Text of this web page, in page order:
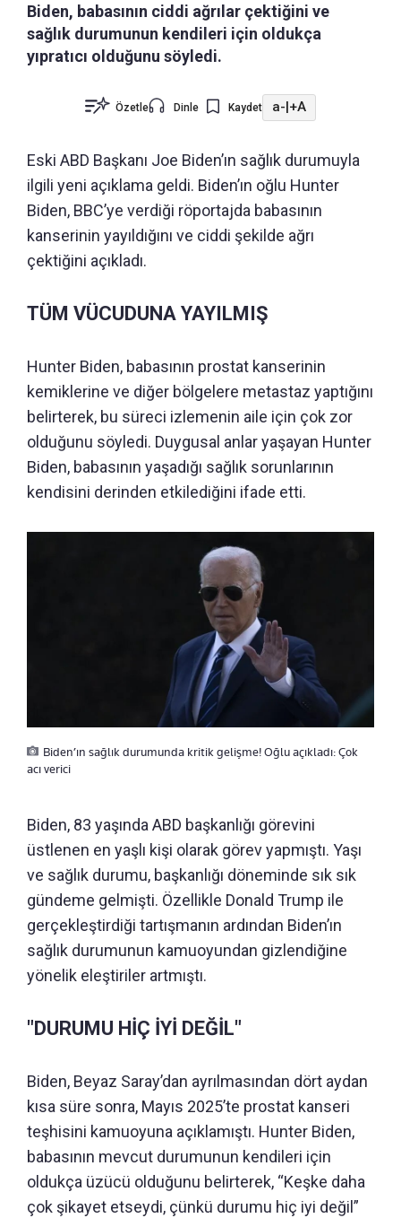
Biden, babasının ciddi ağrılar çektiğini ve
sağlık durumunun kendileri için oldukça
yıpratıcı olduğunu söyledi.
Özetle Dinle Kaydet a- +A
Eski ABD Başkanı Joe Biden’ın sağlık durumuyla
ilgili yeni açıklama geldi. Biden’ın oğlu Hunter
Biden, BBC’ye verdiği röportajda babasının
kanserinin yayıldığını ve ciddi şekilde ağrı
çektiğini açıkladı.
TÜM VÜCUDUNA YAYILMIŞ
Hunter Biden, babasının prostat kanserinin
kemiklerine ve diğer bölgelere metastaz yaptığını
belirterek, bu süreci izlemenin aile için çok zor
olduğunu söyledi. Duygusal anlar yaşayan Hunter
Biden, babasının yaşadığı sağlık sorunlarının
kendisini derinden etkilediğini ifade etti.
Biden’ın sağlık durumunda kritik gelişme! Oğlu açıkladı: Çok
acı verici
Biden, 83 yaşında ABD başkanlığı görevini
üstlenen en yaşlı kişi olarak görev yapmıştı. Yaşı
ve sağlık durumu, başkanlığı döneminde sık sık
gündeme gelmişti. Özellikle Donald Trump ile
gerçekleştirdiği tartışmanın ardından Biden’ın
sağlık durumunun kamuoyundan gizlendiğine
yönelik eleştiriler artmıştı.
"DURUMU HİÇ İYİ DEĞİL"
Biden, Beyaz Saray’dan ayrılmasından dört aydan
kısa süre sonra, Mayıs 2025’te prostat kanseri
teşhisini kamuoyuna açıklamıştı. Hunter Biden,
babasının mevcut durumunun kendileri için
oldukça üzücü olduğunu belirterek, “Keşke daha
çok şikayet etseydi, çünkü durumu hiç iyi değil”